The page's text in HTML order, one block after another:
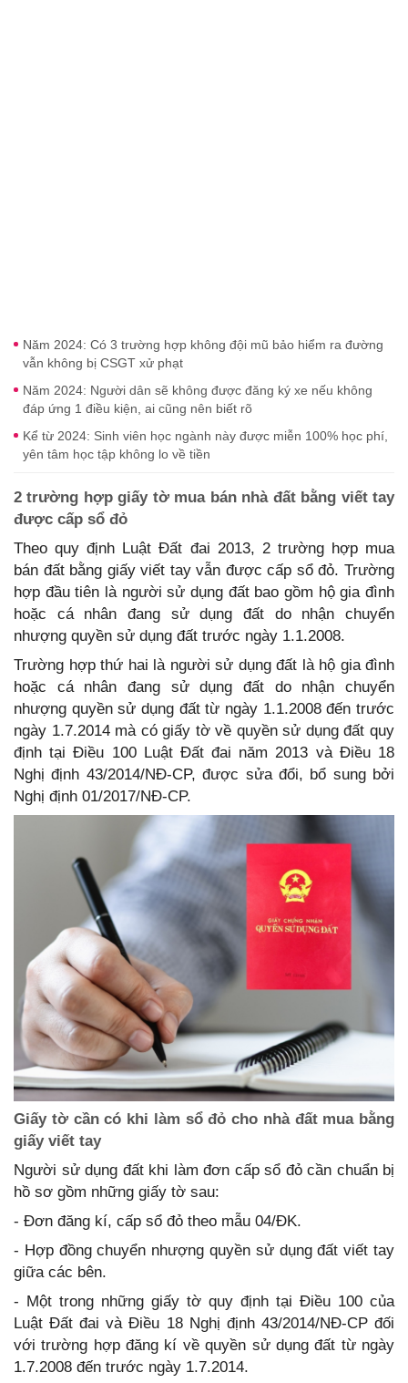
Năm 2024: Có 3 trường hợp không đội mũ bảo hiểm ra đường
vẫn không bị CSGT xử phạt
Năm 2024: Người dân sẽ không được đăng ký xe nếu không
đáp ứng 1 điều kiện, ai cũng nên biết rõ
Kể từ 2024: Sinh viên học ngành này được miễn 100% học phí,
yên tâm học tập không lo về tiền
2 trường hợp giấy tờ mua bán nhà đất bằng viết tay
được cấp sổ đỏ
Theo quy định Luật Đất đai 2013, 2 trường hợp mua
bán đất bằng giấy viết tay vẫn được cấp sổ đỏ. Trường
hợp đầu tiên là người sử dụng đất bao gồm hộ gia đình
hoặc cá nhân đang sử dụng đất do nhận chuyển
nhượng quyền sử dụng đất trước ngày 1.1.2008.
Trường hợp thứ hai là người sử dụng đất là hộ gia đình
hoặc cá nhân đang sử dụng đất do nhận chuyển
nhượng quyền sử dụng đất từ ngày 1.1.2008 đến trước
ngày 1.7.2014 mà có giấy tờ về quyền sử dụng đất quy
định tại Điều 100 Luật Đất đai năm 2013 và Điều 18
Nghị định 43/2014/NĐ-CP, được sửa đổi, bổ sung bởi
Nghị định 01/2017/NĐ-CP.
Giấy tờ cần có khi làm sổ đỏ cho nhà đất mua bằng
giấy viết tay
Người sử dụng đất khi làm đơn cấp sổ đỏ cần chuẩn bị
hồ sơ gồm những giấy tờ sau:
- Đơn đăng kí, cấp sổ đỏ theo mẫu 04/ĐK.
- Hợp đồng chuyển nhượng quyền sử dụng đất viết tay
giữa các bên.
- Một trong những giấy tờ quy định tại Điều 100 của
Luật Đất đai và Điều 18 Nghị định 43/2014/NĐ-CP đối
với trường hợp đăng kí về quyền sử dụng đất từ ngày
1.7.2008 đến trước ngày 1.7.2014.